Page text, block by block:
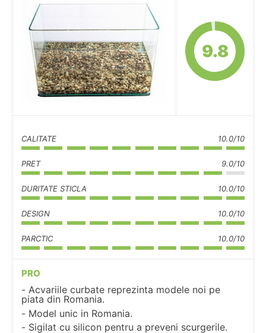
9.8
CALITATE 10.0/10
PRET 9.0/10
DURITATE STICLA 10.0/10
DESIGN 10.0/10
PARCTIC 10.0/10
PRO
Acvariile curbate reprezinta modele noi pe
piata din Romania.
Model unic in Romania.
Sigilat cu silicon pentru a preveni scurgerile.